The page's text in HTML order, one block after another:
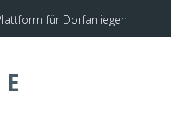
für Dorfanliegen
Hochwasserschutz Unterinntal